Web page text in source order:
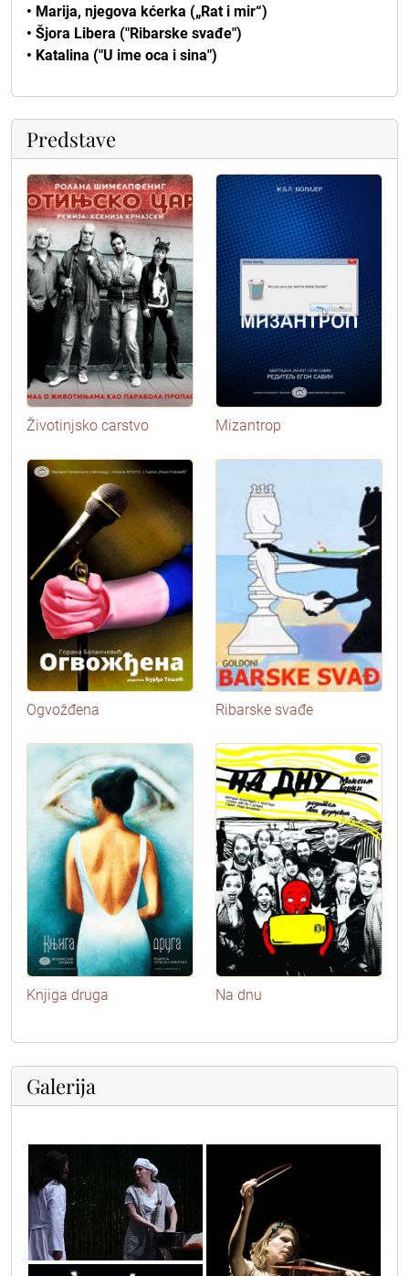
• Marija, njegova kćerka („Rat i mir“)
• Šjora Libera ("Ribarske svađe")
• Katalina ("U ime oca i sina")
Predstave
Životinjsko carstvo Mizantrop
Ogvožđena Ribarske svađe
Knjiga druga Na dnu
Galerija
img_3453
orkestar_16